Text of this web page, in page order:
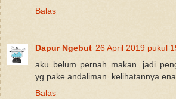
Balas
Dapur Ngebut 26 April 2019 pukul
aku belum pernah makan. jadi
yg pake andaliman. kelihatannya
Balas